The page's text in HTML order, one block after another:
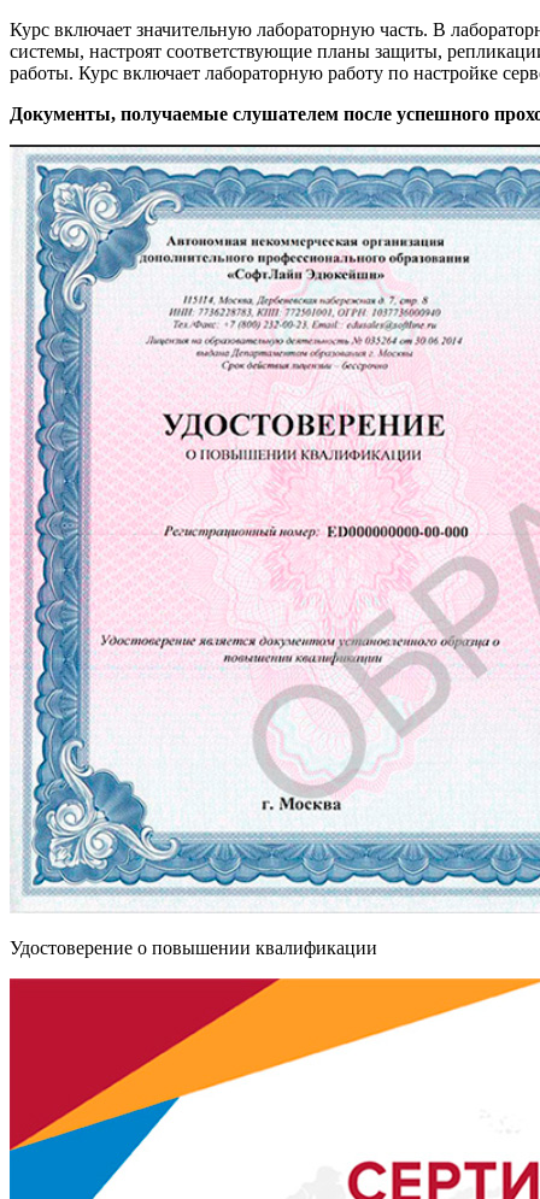
Курс включает значительную лабораторную часть. В
системы, настроят соответствующие планы защиты,
работы. Курс включает лабораторную работу по настройке
Документы, получаемые слушателем после успешного
Удостоверение о повышении квалификации